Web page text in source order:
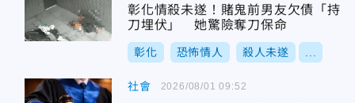
彰化情殺未遂！賭鬼前男友欠債「持
刀埋伏」 她驚險奪刀保命
彰化 恐怖情人 殺人未遂
社會 2026/08/01 09:52